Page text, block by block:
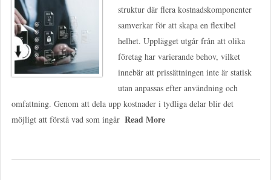
struktur där flera kostnadskomponenter
samverkar för att skapa en flexibel
helhet. Upplägget utgår från att olika
företag har varierande behov, vilket
innebär att prissättningen inte är statisk
utan anpassas efter användning och
omfattning. Genom att dela upp kostnader i tydliga delar blir det
möjligt att förstå vad som ingår Read More